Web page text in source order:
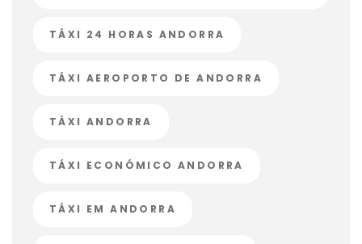
TÁXI 24 HORAS ANDORRA
TÁXI AEROPORTO DE ANDORRA
TÁXI ANDORRA
TÁXI ECONÓMICO ANDORRA
TÁXI EM ANDORRA